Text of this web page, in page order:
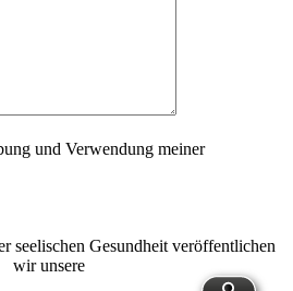
und Verwendung meiner
seelischen Gesundheit veröffentlichen
wir unsere